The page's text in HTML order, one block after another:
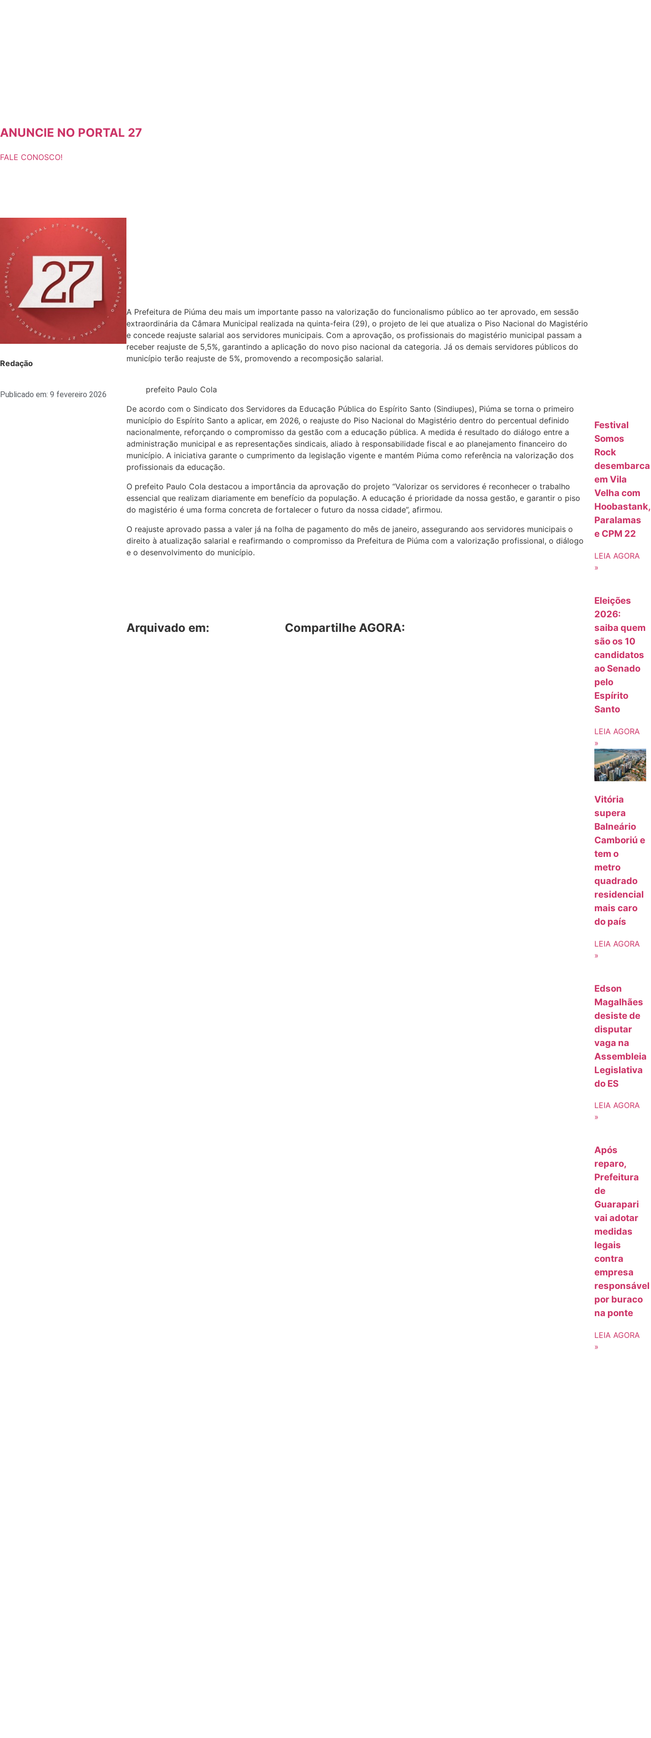
ANUNCIE NO PORTAL 27
FALE CONOSCO!
Redação
Publicado em: 9 fevereiro 2026
A Prefeitura de Piúma deu mais um importante passo na valorização do funcionalismo público ao ter aprovado, em sessão
extraordinária da Câmara Municipal realizada na quinta-feira (29), o projeto de lei que atualiza o Piso Nacional do Magistério
e concede reajuste salarial aos servidores municipais. Com a aprovação, os profissionais do magistério municipal passam a
receber reajuste de 5,5%, garantindo a aplicação do novo piso nacional da categoria. Já os demais servidores públicos do
município terão reajuste de 5%, promovendo a recomposição salarial.
prefeito Paulo Cola
De acordo com o Sindicato dos Servidores da Educação Pública do Espírito Santo (Sindiupes), Piúma se torna o primeiro
município do Espírito Santo a aplicar, em 2026, o reajuste do Piso Nacional do Magistério dentro do percentual definido
nacionalmente, reforçando o compromisso da gestão com a educação pública. A medida é resultado do diálogo entre a
administração municipal e as representações sindicais, aliado à responsabilidade fiscal e ao planejamento financeiro do
município. A iniciativa garante o cumprimento da legislação vigente e mantém Piúma como referência na valorização dos
profissionais da educação.
O prefeito Paulo Cola destacou a importância da aprovação do projeto “Valorizar os servidores é reconhecer o trabalho
essencial que realizam diariamente em benefício da população. A educação é prioridade da nossa gestão, e garantir o piso
do magistério é uma forma concreta de fortalecer o futuro da nossa cidade”, afirmou.
O reajuste aprovado passa a valer já na folha de pagamento do mês de janeiro, assegurando aos servidores municipais o
direito à atualização salarial e reafirmando o compromisso da Prefeitura de Piúma com a valorização profissional, o diálogo
e o desenvolvimento do município.
Arquivado em: Compartilhe AGORA:
Festival
Somos
Rock
desembarca
em Vila
Velha com
Hoobastank,
Paralamas
e CPM 22
LEIA AGORA
»
Eleições
2026:
saiba quem
são os 10
candidatos
ao Senado
pelo
Espírito
Santo
LEIA AGORA
»
Vitória
supera
Balneário
Camboriú e
tem o
metro
quadrado
residencial
mais caro
do país
LEIA AGORA
»
Edson
Magalhães
desiste de
disputar
vaga na
Assembleia
Legislativa
do ES
LEIA AGORA
»
Após
reparo,
Prefeitura
de
Guarapari
vai adotar
medidas
legais
contra
empresa
responsável
por buraco
na ponte
LEIA AGORA
»